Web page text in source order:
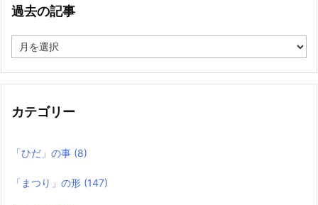
過去の記事
去
記
カテゴリー
「ひだ」の事 (8)
「まつり」の形 (147)